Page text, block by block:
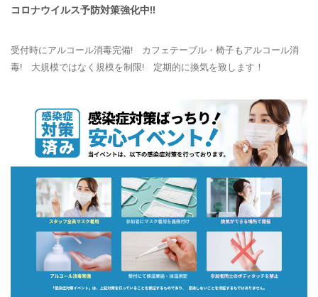
コロナウイルス予防対策強化中!!
受付時にアルコール消毒完備! カフェテーブル・椅子もアルコール消
毒! 大規模ではなく規模を制限! 定期的に換気を致します！